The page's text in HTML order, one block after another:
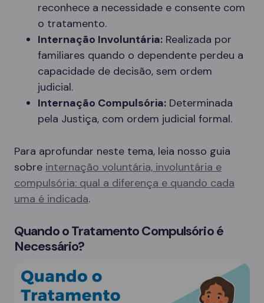
reconhece a necessidade e consente com
o tratamento.
Internação Involuntária: Realizada por
familiares quando o dependente perdeu a
capacidade de decisão, sem ordem
judicial.
Internação Compulsória: Determinada
pela Justiça, com ordem judicial formal.
Para aprofundar neste tema, leia nosso guia
sobre internação voluntária, involuntária e
compulsória: qual a diferença e quando cada
uma é indicada.
Quando o Tratamento Compulsório é
Necessário?